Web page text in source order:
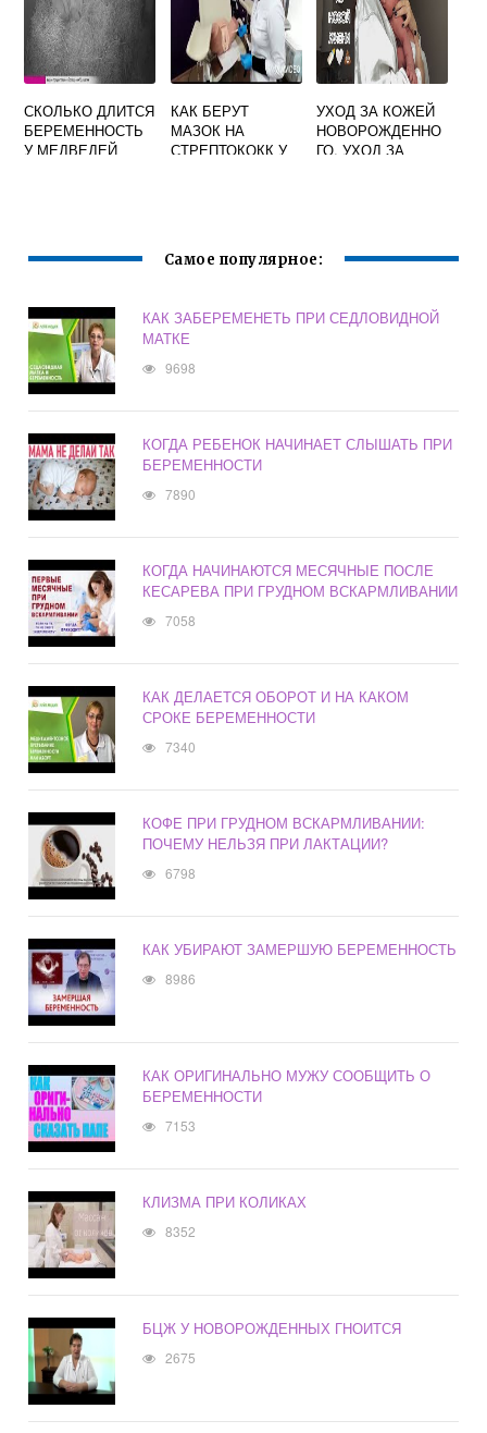
СКОЛЬКО ДЛИТСЯ
БЕРЕМЕННОСТЬ
У МЕДВЕДЕЙ
КАК БЕРУТ
МАЗОК НА
СТРЕПТОКОКК У
УХОД ЗА КОЖЕЙ
НОВОРОЖДЕННО
ГО. УХОД ЗА
Самое популярное:
КАК ЗАБЕРЕМЕНЕТЬ ПРИ СЕДЛОВИДНОЙ
МАТКЕ
9698
КОГДА РЕБЕНОК НАЧИНАЕТ СЛЫШАТЬ ПРИ
БЕРЕМЕННОСТИ
7890
КОГДА НАЧИНАЮТСЯ МЕСЯЧНЫЕ ПОСЛЕ
КЕСАРЕВА ПРИ ГРУДНОМ ВСКАРМЛИВАНИИ
7058
КАК ДЕЛАЕТСЯ ОБОРОТ И НА КАКОМ
СРОКЕ БЕРЕМЕННОСТИ
7340
КОФЕ ПРИ ГРУДНОМ ВСКАРМЛИВАНИИ:
ПОЧЕМУ НЕЛЬЗЯ ПРИ ЛАКТАЦИИ?
6798
КАК УБИРАЮТ ЗАМЕРШУЮ БЕРЕМЕННОСТЬ
8986
КАК ОРИГИНАЛЬНО МУЖУ СООБЩИТЬ О
БЕРЕМЕННОСТИ
7153
КЛИЗМА ПРИ КОЛИКАХ
8352
БЦЖ У НОВОРОЖДЕННЫХ ГНОИТСЯ
2675